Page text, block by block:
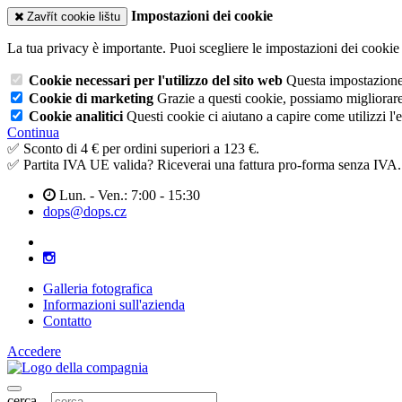
Zavřít cookie lištu Impostazioni dei cookie
La tua privacy è importante. Puoi scegliere le impostazioni dei
Cookie necessari per l'utilizzo del sito web Questa
Cookie di marketing Grazie a questi cookie, possiamo
Cookie analitici Questi cookie ci aiutano a capire come utilizzi
Continua
✅ Sconto di 4 € per ordini superiori a 123 €.
✅ Partita IVA UE valida? Riceverai una fattura pro-forma senza IVA.
Lun. - Ven.: 7:00 - 15:30
dops@dops.cz
Galleria fotografica
Informazioni sull'azienda
Contatto
Accedere